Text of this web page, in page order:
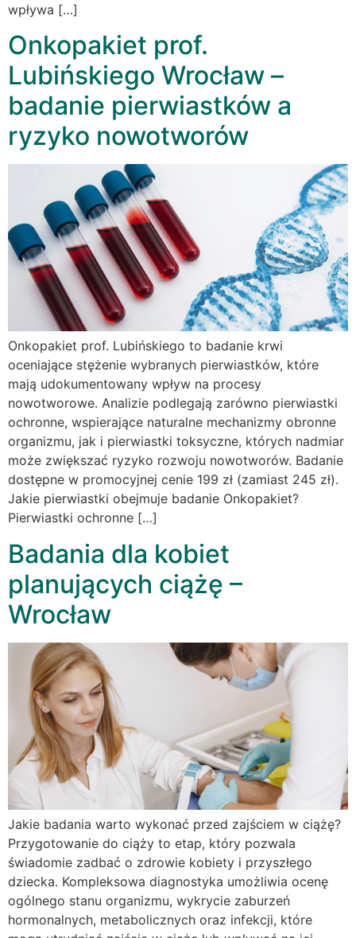
wpływa […]
Onkopakiet prof.
Lubińskiego Wrocław –
badanie pierwiastków a
ryzyko nowotworów
Onkopakiet prof. Lubińskiego to badanie krwi
oceniające stężenie wybranych pierwiastków, które
mają udokumentowany wpływ na procesy
nowotworowe. Analizie podlegają zarówno pierwiastki
ochronne, wspierające naturalne mechanizmy obronne
organizmu, jak i pierwiastki toksyczne, których nadmiar
może zwiększać ryzyko rozwoju nowotworów. Badanie
dostępne w promocyjnej cenie 199 zł (zamiast 245 zł).
Jakie pierwiastki obejmuje badanie Onkopakiet?
Pierwiastki ochronne […]
Badania dla kobiet
planujących ciążę –
Wrocław
Jakie badania warto wykonać przed zajściem w ciążę?
Przygotowanie do ciąży to etap, który pozwala
świadomie zadbać o zdrowie kobiety i przyszłego
dziecka. Kompleksowa diagnostyka umożliwia ocenę
ogólnego stanu organizmu, wykrycie zaburzeń
hormonalnych, metabolicznych oraz infekcji, które